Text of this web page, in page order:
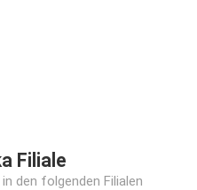
Filiale
den folgenden Filialen